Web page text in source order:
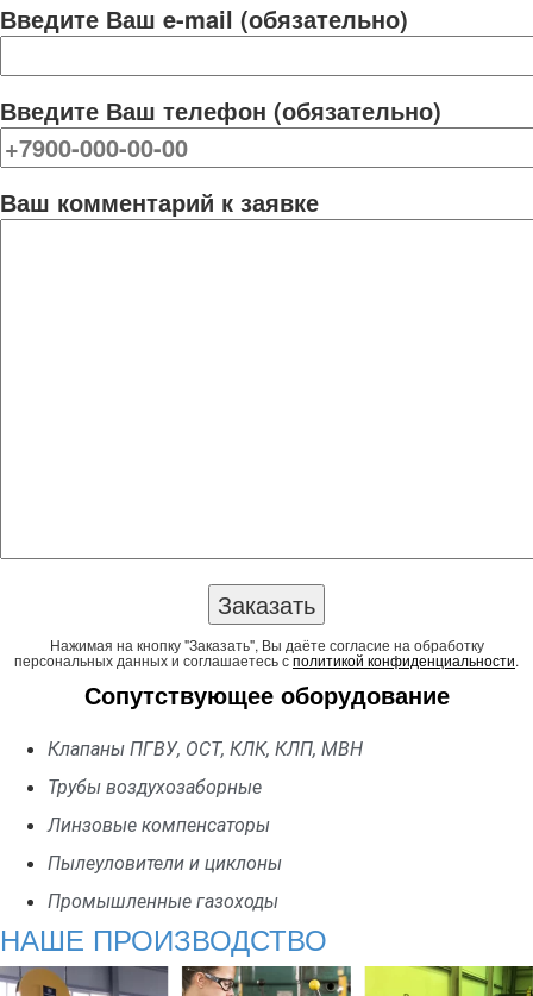
Введите Ваш e-mail (обязательно)
Введите Ваш телефон (обязательно)
Ваш комментарий к заявке
Нажимая на кнопку "Заказать", Вы даёте согласие на обработку
персональных данных и соглашаетесь сполитикой конфиденциальности.
Сопутствующее оборудование
Клапаны ПГВУ, ОСТ, КЛК, КЛП, МВН
Трубы воздухозаборные
Линзовые компенсаторы
Пылеуловители и циклоны
Промышленные газоходы
НАШЕ ПРОИЗВОДСТВО